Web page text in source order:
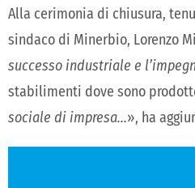
Alla cerimonia di chiusura,
sindaco di Minerbio, Lorenzo
successo industriale e
stabilimenti dove sono
sociale di impresa…», ha